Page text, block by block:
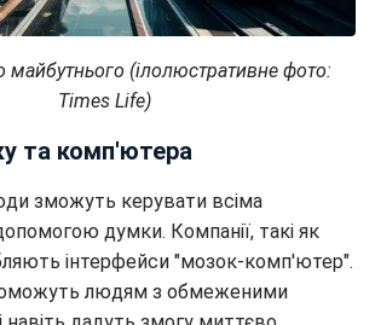
майбутнього (ілолюстративне фото:
Times Life)
та комп'ютера
зможуть керувати всіма
думки. Компанії, такі як
інтерфейси "мозок-комп'ютер".
людям з обмеженими